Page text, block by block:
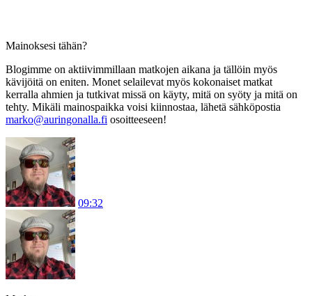
Mainoksesi tähän?
Blogimme on aktiivimmillaan matkojen aikana ja tällöin myös
kävijöitä on eniten. Monet selailevat myös kokonaiset matkat
kerralla ahmien ja tutkivat missä on käyty, mitä on syöty ja mitä on
tehty. Mikäli mainospaikka voisi kiinnostaa, lähetä sähköpostia
marko@auringonalla.fi osoitteeseen!
09:32